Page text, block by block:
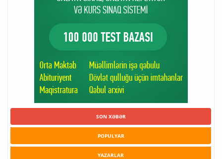
SON XƏBƏR
POPULYAR
YAZARLAR